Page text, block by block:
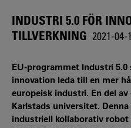
INDUSTRI 5.0 FÖR
TILLVERKNING 2021-04-
EU-programmet Industri
innovation leda till en mer
europeisk industri. En del
Karlstads universitet.
industriell kollaborativ